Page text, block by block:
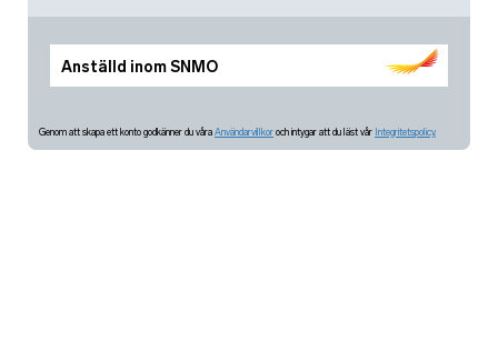
Anställd inom SNMO
Genom att skapa ett konto godkänner du våra Användarvillkor och intygar att du läst vår Integritetspolicy.